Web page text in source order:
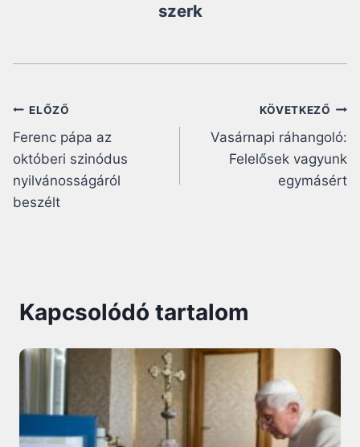
szerk
Bejegyzés
navigáció
ELŐZŐ
Ferenc pápa az
októberi szinódus
nyilvánosságáról
beszélt
KÖVETKEZŐ
Vasárnapi ráhangoló:
Felelősek vagyunk
egymásért
Kapcsolódó tartalom